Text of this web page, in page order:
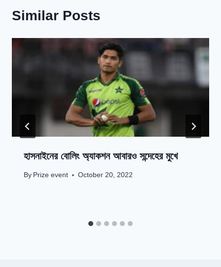
Similar Posts
হাসনাইনের বোলিং অ্যাকশন আবারও সন্দেহের মুখে
By Prize event October 20, 2022